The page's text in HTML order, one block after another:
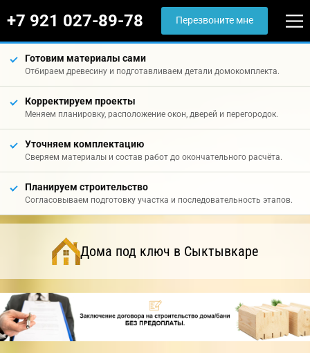
+7 921 027-89-78 Перезвоните мне
Готовим материалы сами
Отбираем древесину и подготавливаем детали домокомплекта.
Корректируем проекты
Меняем планировку, расположение окон, дверей и перегородок.
Уточняем комплектацию
Сверяем материалы и состав работ до окончательного расчёта.
Планируем строительство
Согласовываем подготовку участка и последовательность этапов.
Дома под ключ в Сыктывкаре